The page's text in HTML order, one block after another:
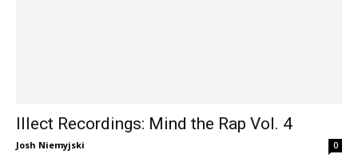
Illect Recordings: Mind the Rap Vol. 4
Josh Niemyjski 0